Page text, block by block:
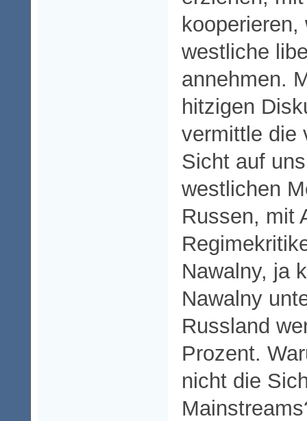
westliche
annehmen.
hitzigen
vermittle die
Sicht auf
westlichen
Russen, mit
Nawalny, ja
Nawalny
Russland
Prozent.
nicht die